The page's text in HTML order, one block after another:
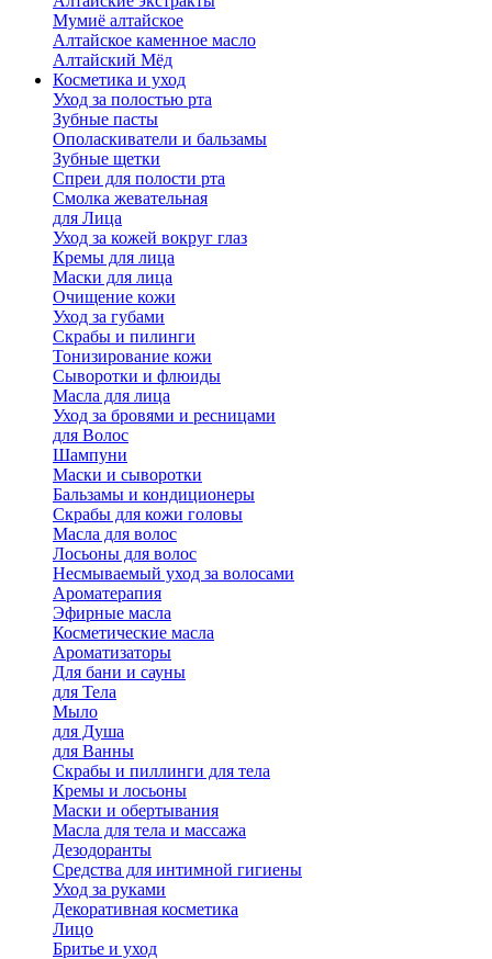
Мумиё алтайское
Алтайское каменное масло
Алтайский Мёд
Косметика и уход
Уход за полостью рта
Зубные пасты
Ополаскиватели и бальзамы
Зубные щетки
Спреи для полости рта
Смолка жевательная
для Лица
Уход за кожей вокруг глаз
Кремы для лица
Маски для лица
Очищение кожи
Уход за губами
Скрабы и пилинги
Тонизирование кожи
Сыворотки и флюиды
Масла для лица
Уход за бровями и ресницами
для Волос
Шампуни
Маски и сыворотки
Бальзамы и кондиционеры
Скрабы для кожи головы
Масла для волос
Лосьоны для волос
Несмываемый уход за волосами
Ароматерапия
Эфирные масла
Косметические масла
Ароматизаторы
Для бани и сауны
для Тела
Мыло
для Душа
для Ванны
Скрабы и пиллинги для тела
Кремы и лосьоны
Маски и обертывания
Масла для тела и массажа
Дезодоранты
Средства для интимной гигиены
Уход за руками
Декоративная косметика
Лицо
Бритье и уход